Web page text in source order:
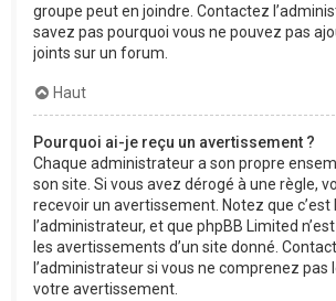
groupe peut en joindre. Contactez
savez pas pourquoi vous ne pouvez pas
joints sur un forum.
Haut
Pourquoi ai-je reçu un avertissement ?
Chaque administrateur a son propre
son site. Si vous avez dérogé à une règle,
recevoir un avertissement. Notez que c’est
l’administrateur, et que phpBB Limited
les avertissements d’un site donné.
l’administrateur si vous ne comprenez pas
votre avertissement.